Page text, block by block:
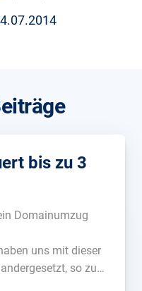
bis zu 3
Domainumzug
uns mit dieser
so zum